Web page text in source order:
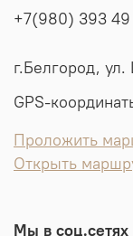
+7(980) 393 49
г.Белгород,
GPS-
Проложить
Открыть
Мы в соц.сетях